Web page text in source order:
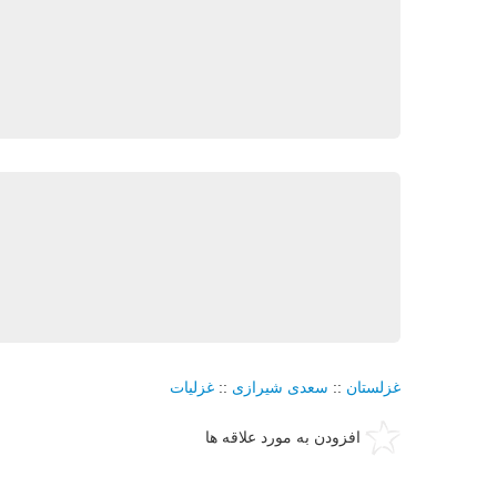
غزلستان :: سعدی شیرازی :: غزلیات
افزودن به مورد علاقه ها